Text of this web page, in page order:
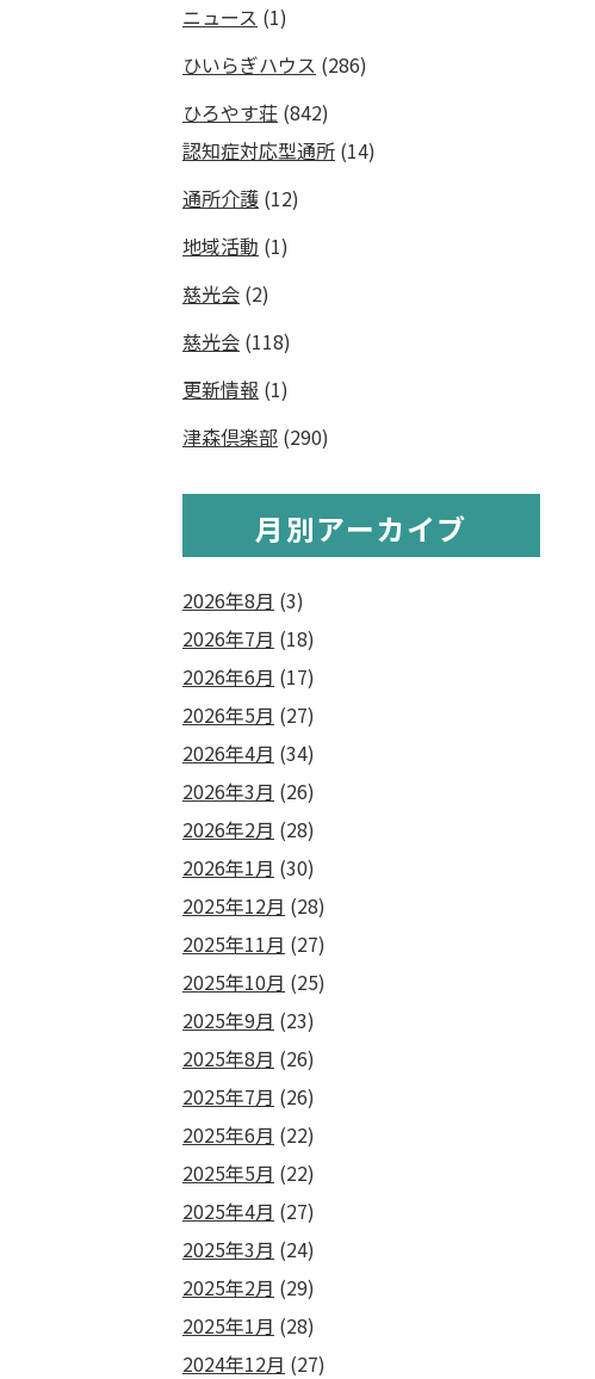
ニュース (1)
ひいらぎハウス (286)
ひろやす荘 (842)
認知症対応型通所 (14)
通所介護 (12)
地域活動 (1)
慈光会 (2)
慈光会 (118)
更新情報 (1)
津森倶楽部 (290)
月別アーカイブ
2026年8月 (3)
2026年7月 (18)
2026年6月 (17)
2026年5月 (27)
2026年4月 (34)
2026年3月 (26)
2026年2月 (28)
2026年1月 (30)
2025年12月 (28)
2025年11月 (27)
2025年10月 (25)
2025年9月 (23)
2025年8月 (26)
2025年7月 (26)
2025年6月 (22)
2025年5月 (22)
2025年4月 (27)
2025年3月 (24)
2025年2月 (29)
2025年1月 (28)
2024年12月 (27)